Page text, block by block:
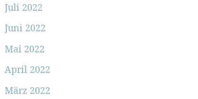
Juli 2022
Juni 2022
Mai 2022
April 2022
März 2022